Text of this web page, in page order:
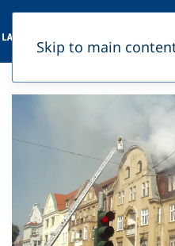
Skip to main